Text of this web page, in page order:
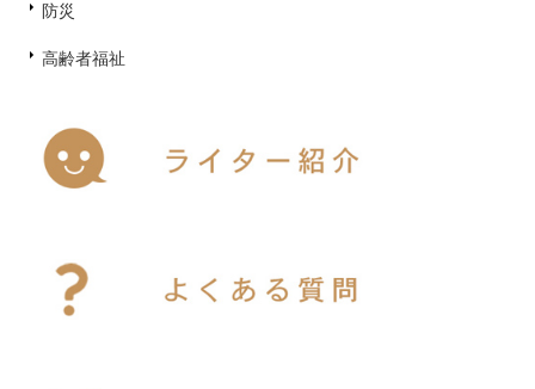
防災
高齢者福祉